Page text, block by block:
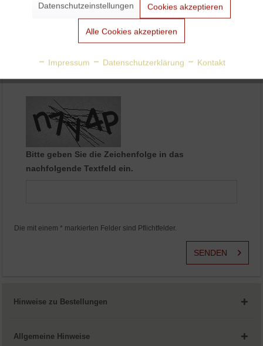
Bitte geben Sie die Zeichenfolge in das
nachfolgende Textfeld ein.
Die mit einem * markierten Felder sind Pflichtfelder.
SENDEN
Hinweise zu Bestellungen
Allgemeine Hinweise
Aktiv
Personalisierung
Datenschutzeinstellungen Cookies akzeptieren
Alle Cookies akzeptieren
Impressum Datenschutzerklärung Kontakt